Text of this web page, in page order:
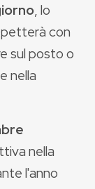
, lo
con
sul posto o
nella
nella
l'anno